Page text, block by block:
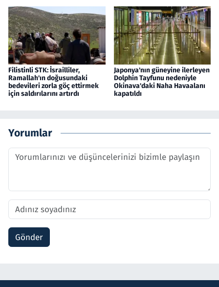
Filistinli STK: İsrailliler,
Ramallah'ın doğusundaki
bedevileri zorla göç ettirmek
için saldırılarını artırdı
Japonya'nın güneyine ilerleyen
Dolphin Tayfunu nedeniyle
Okinava'daki Naha Havaalanı
kapatıldı
Yorumlar
Gönder